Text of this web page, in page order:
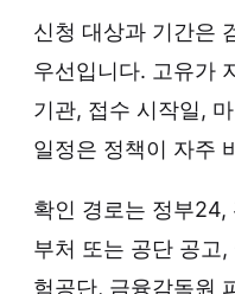
신청 대상과 기간은
우선입니다. 고유가
기관, 접수 시작일,
일정은 정책이 자주
확인 경로는 정부24,
부처 또는 공단 공고
험공단, 금융감독원